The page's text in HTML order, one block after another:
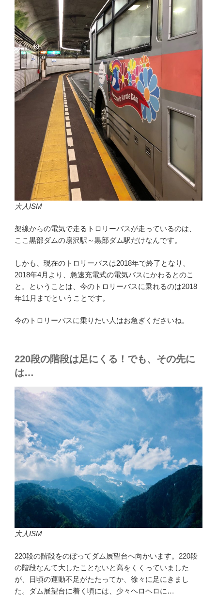
大人ISM
架線からの電気で走るトロリーバスが走っているのは、
ここ黒部ダムの扇沢駅～黒部ダム駅だけなんです。
しかも、現在のトロリーバスは2018年で終了となり、
2018年4月より、急速充電式の電気バスにかわるとのこ
と。ということは、今のトロリーバスに乗れるのは2018
年11月までということです。
今のトロリーバスに乗りたい人はお急ぎくださいね。
220段の階段は足にくる！でも、その先に
は…
大人ISM
220段の階段をのぼってダム展望台へ向かいます。220段
の階段なんて大したことないと高をくくっていました
が、日頃の運動不足がたたってか、徐々に足にきまし
た。ダム展望台に着く頃には、少々ヘロヘロに…